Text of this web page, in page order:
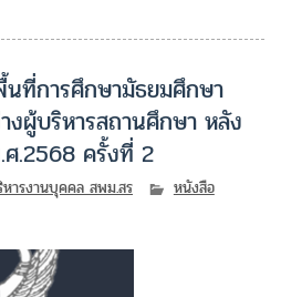
นที่การศึกษามัธยมศึกษา
งผู้บริหารสถานศึกษา หลัง
ศ.2568 ครั้งที่ 2
ารงานบุคคล สพม.สร
หนังสือ